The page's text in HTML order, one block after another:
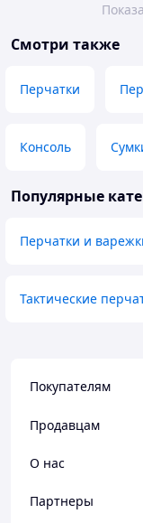
Смотри также
Перчатки
Консоль
Популярные
Перчатки и
Тактические
Покупателям
Продавцам
О нас
Партнеры